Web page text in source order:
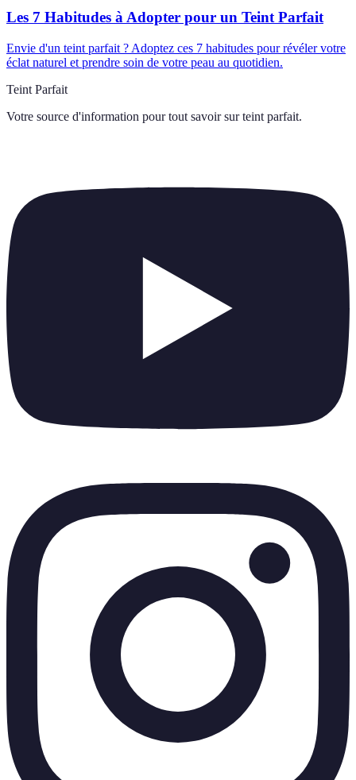
Les 7 Habitudes à Adopter pour un Teint Parfait
Envie d'un teint parfait ? Adoptez ces 7 habitudes pour révéler votre
éclat naturel et prendre soin de votre peau au quotidien.
Teint Parfait
Votre source d'information pour tout savoir sur teint parfait.